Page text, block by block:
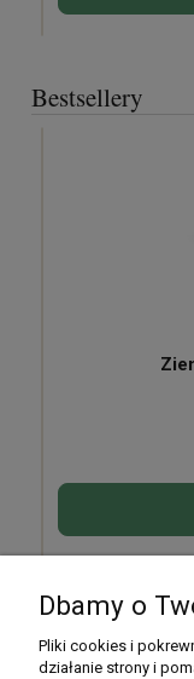
Bestsellery
Dbamy o
Pliki cookies i
działanie strony i